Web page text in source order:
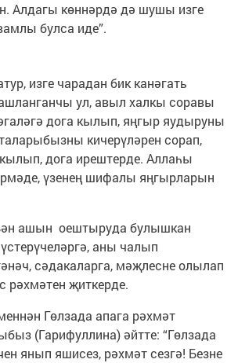
Алдагы көннәрдә дә шушы изге
булса иде”.
изге чарадан бик канәгать
ул, авыл халкы соравы
дога кылып, яңгыр яудыруны
кичерүләрен сорап,
дога ирештерде. Аллаһы
үзенең шифалы яңгырларын
ашын оештыруда булышкан
аны чалып
сәдакаларга, мәҗлесне олылап
рәхмәтен җиткерде.
Гөлзада апага рәхмәт
(Гарифуллина) әйтте: “Гөлзада
янып яшисез, рәхмәт сезгә! Безне